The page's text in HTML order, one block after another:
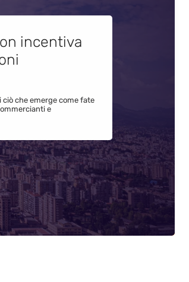
incentiva
ciò che emerge come fate
e